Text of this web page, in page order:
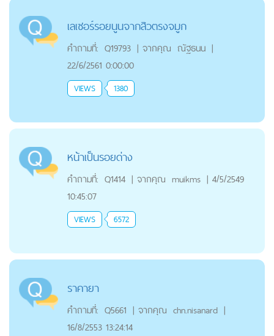
เลเซอร์รอยนูนจากสิวตรงจมูก
คำถามที่: Q19793 | จากคุณ ณัฐธนน |
22/6/2561 0:00:00
VIEWS 1380
หน้าเป็นรอยด่าง
คำถามที่: Q1414 | จากคุณ muikms | 4/5/2549
10:45:07
VIEWS 6572
ราคายา
คำถามที่: Q5661 | จากคุณ chn.nisanard |
16/8/2553 13:24:14